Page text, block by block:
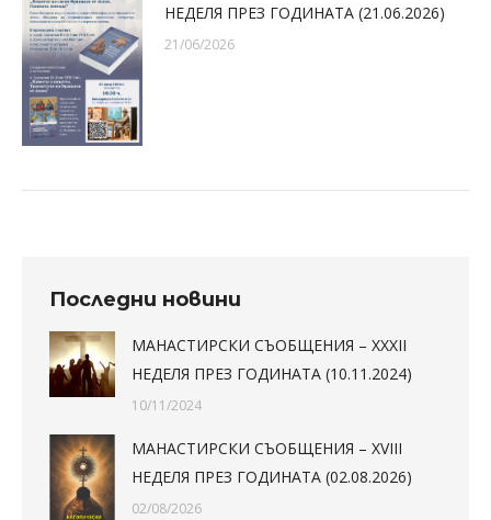
НЕДЕЛЯ ПРЕЗ ГОДИНАТА (21.06.2026)
21/06/2026
Последни новини
МАНАСТИРСКИ СЪОБЩЕНИЯ – XXXII
НЕДЕЛЯ ПРЕЗ ГОДИНАТА (10.11.2024)
10/11/2024
МАНАСТИРСКИ СЪОБЩЕНИЯ – XVIII
НЕДЕЛЯ ПРЕЗ ГОДИНАТА (02.08.2026)
02/08/2026